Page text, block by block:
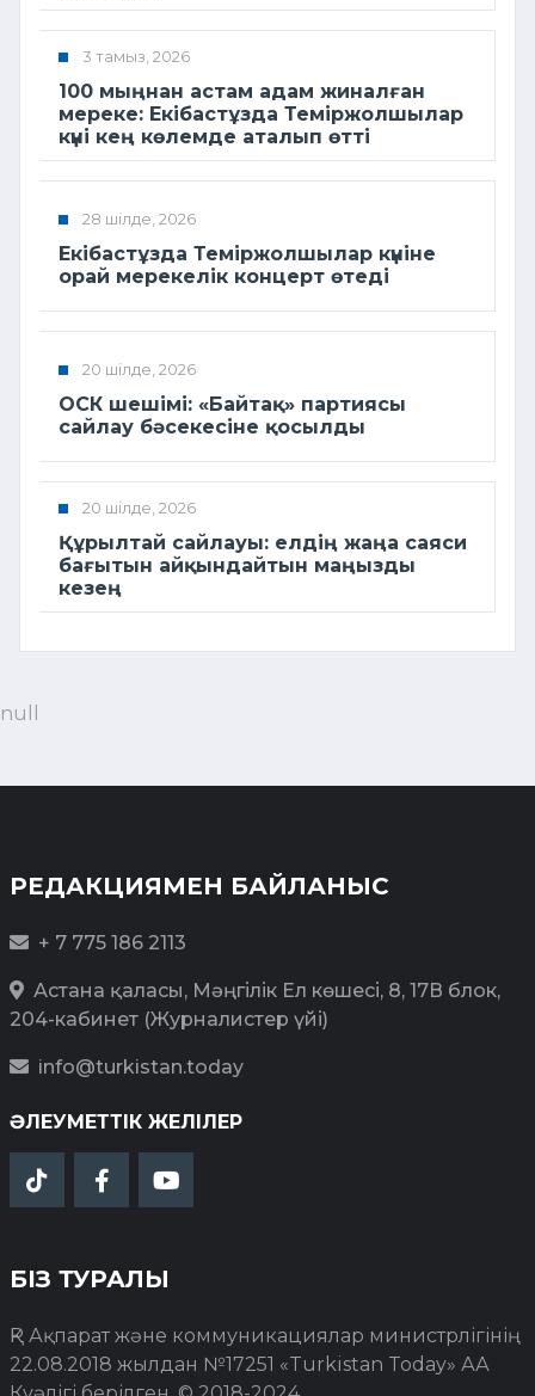
3 тамыз, 2026
100 мыңнан астам адам жиналған
мереке: Екібастұзда Теміржолшылар
күні кең көлемде аталып өтті
28 шілде, 2026
Екібастұзда Теміржолшылар күніне
орай мерекелік концерт өтеді
20 шілде, 2026
ОСК шешімі: «Байтақ» партиясы
сайлау бәсекесіне қосылды
20 шілде, 2026
Құрылтай сайлауы: елдің жаңа саяси
бағытын айқындайтын маңызды
кезең
null
РЕДАКЦИЯМЕН БАЙЛАНЫС
+ 7 775 186 2113
Астана қаласы, Мәңгілік Ел көшесі, 8, 17В блок,
204-кабинет (Журналистер үйі)
info@turkistan.today
ӘЛЕУМЕТТІК ЖЕЛІЛЕР
БІЗ ТУРАЛЫ
ҚР Ақпарат және коммуникациялар министрлігінің
22.08.2018 жылдан №17251 «Turkistan Today» АА